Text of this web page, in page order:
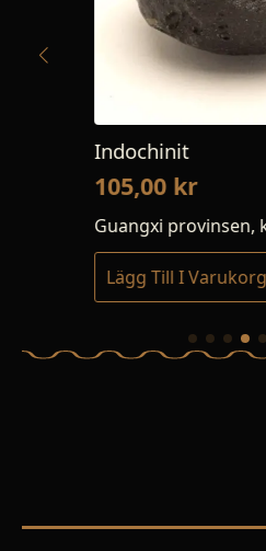
Indochinit
105,00kr
Guangxi provinsen, kina
Lägg Till I Varukorg